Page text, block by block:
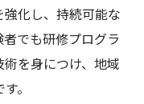
化し、持続可能な
でも研修プログラ
を身につけ、地域
。